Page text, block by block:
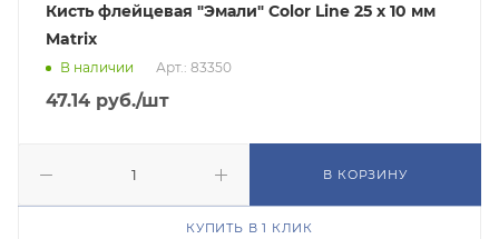
Кисть флейцевая "Эмали" Color Line 25 х 10 мм
Matrix
В наличии Арт.: 83350
47.14 руб./шт
В КОРЗИНУ
КУПИТЬ В 1 КЛИК